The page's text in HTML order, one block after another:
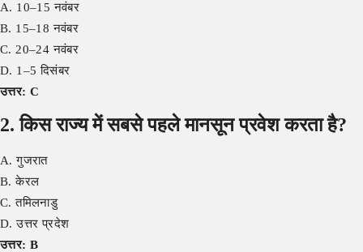
A. 10–15 नवंबर
B. 15–18 नवंबर
C. 20–24 नवंबर
D. 1–5 दिसंबर
उत्तर: C
2. किस राज्य में सबसे पहले मानसून प्रवेश करता है?
A. गुजरात
B. केरल
C. तमिलनाडु
D. उत्तर प्रदेश
उत्तर: B